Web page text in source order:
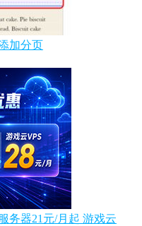
加分页
务器21元/月起 游戏云